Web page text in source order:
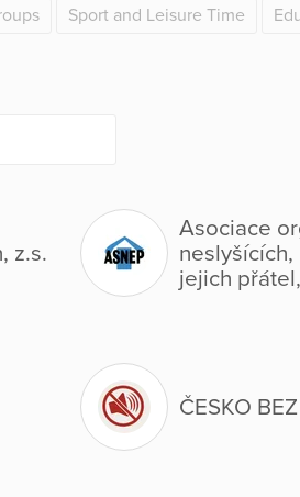
Sport and Leisure Time
z.s.
Asociace
jejich
ČESKO